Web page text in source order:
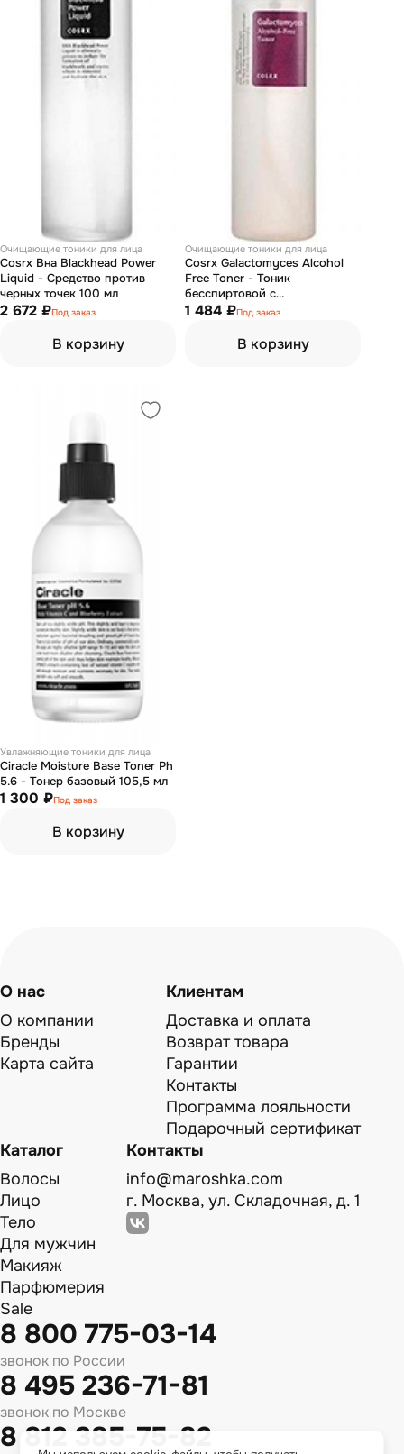
Очищающие тоники для лица
Cosrx Bна Blackhead Power
Liquid - Средство против
черных точек 100 мл
2 672 ₽Под заказ
В корзину
Очищающие тоники для лица
Cosrx Galactomyces Alcohol
Free Toner - Тоник
бесспиртовой с
галактомисисом 150 мл
1 484 ₽Под заказ
В корзину
Увлажняющие тоники для лица
Сiracle Moisture Base Toner Ph
5.6 - Тонер базовый 105,5 мл
1 300 ₽Под заказ
В корзину
О нас
О компании
Бренды
Карта сайта
Клиентам
Доставка и оплата
Возврат товара
Гарантии
Контакты
Программа лояльности
Подарочный сертификат
Каталог
Волосы
Лицо
Тело
Для мужчин
Макияж
Парфюмерия
Sale
Контакты
info@maroshka.com
г. Москва, ул. Складочная, д. 1
8 800 775-03-14
звонок по России
8 495 236-71-81
звонок по Москве
8 812 385-75-82